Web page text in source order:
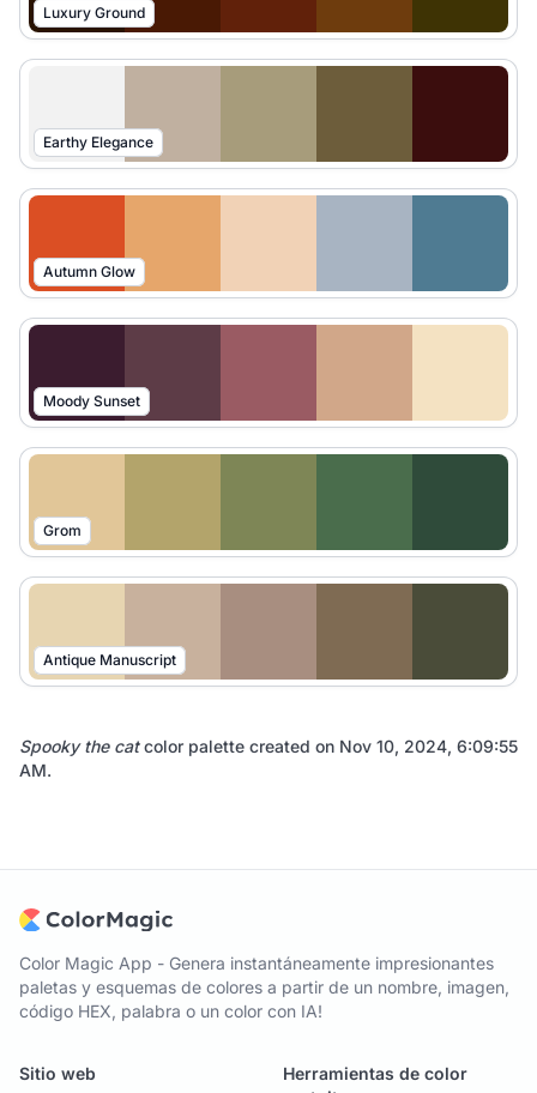
Luxury Ground
Earthy Elegance
Autumn Glow
Moody Sunset
Grom
Antique Manuscript
Spooky the catcolor palette created on Nov 10, 2024, 6:09:55
AM.
Color Magic App - Genera instantáneamente impresionantes
paletas y esquemas de colores a partir de un nombre, imagen,
código HEX, palabra o un color con IA!
Sitio web
Herramientas de color